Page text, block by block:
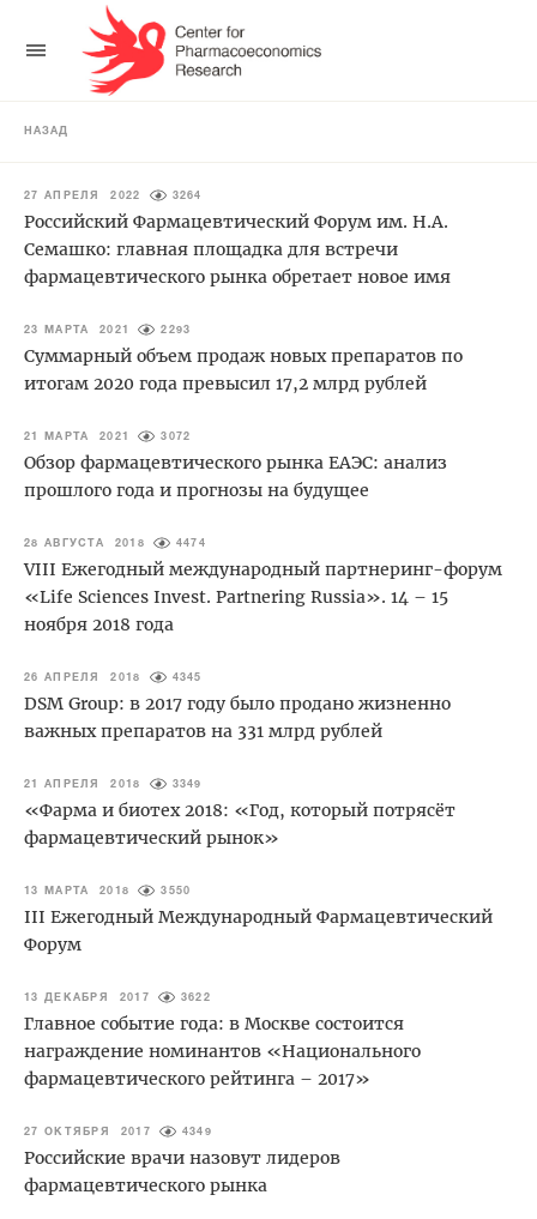
НАЗАД
27 АПРЕЛЯ 2022 3264
Российский Фармацевтический Форум им. Н.А.
Семашко: главная площадка для встречи
фармацевтического рынка обретает новое имя
23 МАРТА 2021 2293
Суммарный объем продаж новых препаратов по
итогам 2020 года превысил 17,2 млрд рублей
21 МАРТА 2021 3072
Обзор фармацевтического рынка ЕАЭС: анализ
прошлого года и прогнозы на будущее
28 АВГУСТА 2018 4474
VIII Ежегодный международный партнеринг-форум
«Life Sciences Invest. Partnering Russia». 14 – 15
ноября 2018 года
26 АПРЕЛЯ 2018 4345
DSM Group: в 2017 году было продано жизненно
важных препаратов на 331 млрд рублей
21 АПРЕЛЯ 2018 3349
«Фарма и биотех 2018: «Год, который потрясёт
фармацевтический рынок»
13 МАРТА 2018 3550
III Ежегодный Международный Фармацевтический
Форум
13 ДЕКАБРЯ 2017 3622
Главное событие года: в Москве состоится
награждение номинантов «Национального
фармацевтического рейтинга – 2017»
27 ОКТЯБРЯ 2017 4349
Российские врачи назовут лидеров
фармацевтического рынка